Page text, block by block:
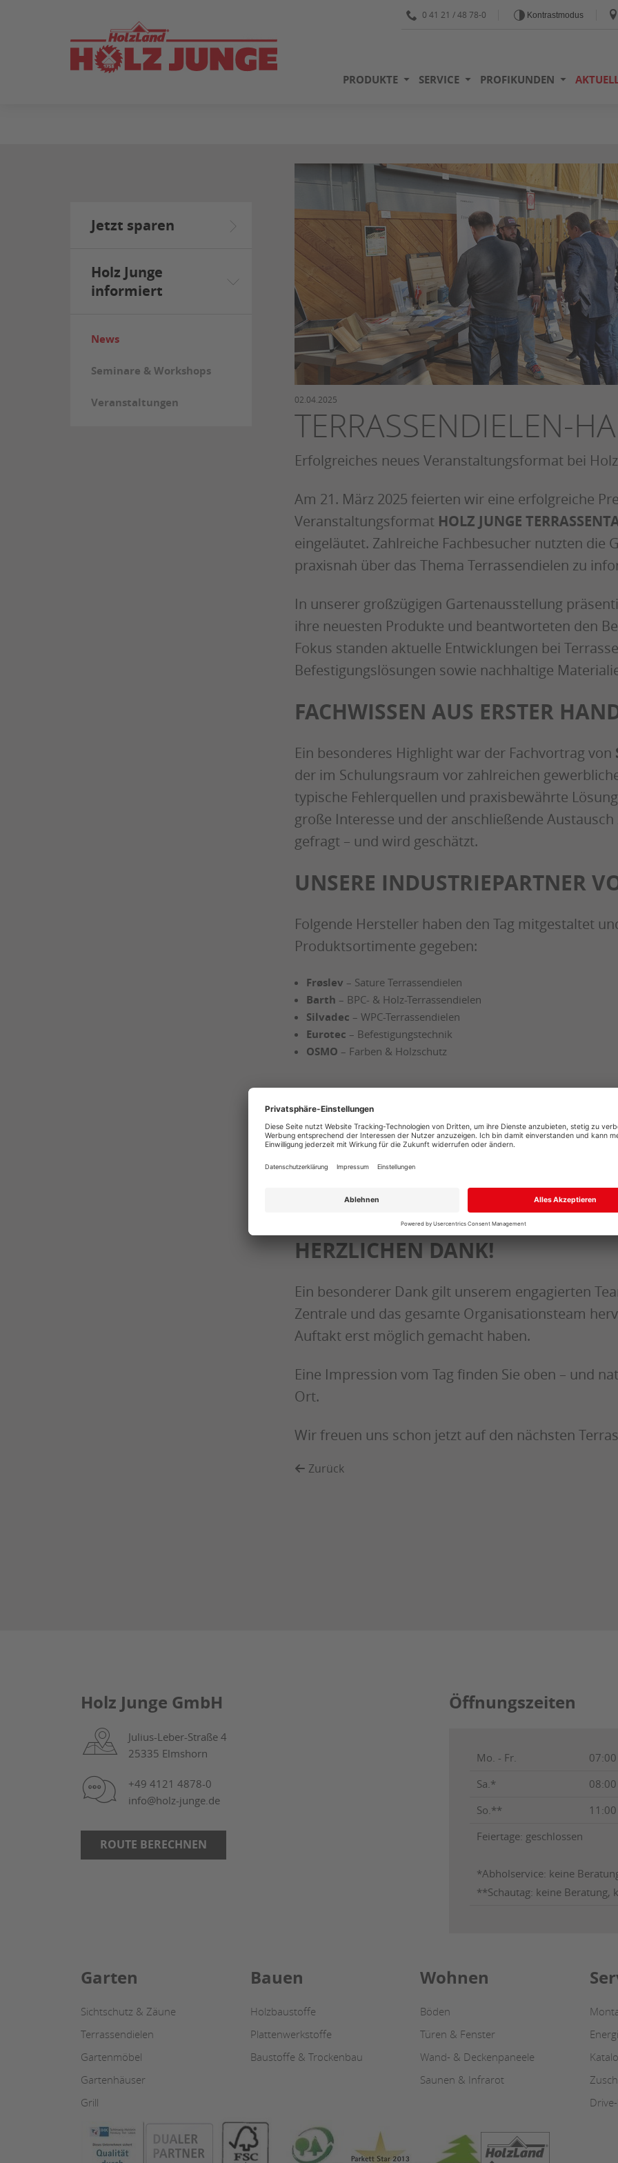
0 41 21 / 48 78-0 Kontrastmodus
PRODUKTE SERVICE PROFIKUNDEN
Jetzt sparen
Holz Junge
informiert
News
Seminare & Workshops
Veranstaltungen 02.04.2025
TERRASSENDIELEN-
Erfolgreiches neues Veranstaltungsformat bei Holz
Am 21. März 2025 feierten wir eine erfolgreiche
Veranstaltungsformat HOLZ JUNGE
eingeläutet. Zahlreiche Fachbesucher nutzten die
praxisnah über das Thema Terrassendielen zu
In unserer großzügigen Gartenausstellung
ihre neuesten Produkte und beantworteten den
Fokus standen aktuelle Entwicklungen bei
Befestigungslösungen sowie nachhaltige
FACHWISSEN AUS ERSTER
Ein besonderes Highlight war der Fachvortrag von
der im Schulungsraum vor zahlreichen
typische Fehlerquellen und praxisbewährte
große Interesse und der anschließende
gefragt – und wird geschätzt.
UNSERE INDUSTRIEPARTNER
Folgende Hersteller haben den Tag mitgestaltet
Produktsortimente gegeben:
Frøslev – Sature Terrassendielen
Barth – BPC- & Holz-Terrassendielen
Silvadec – WPC-Terrassendielen
Eurotec – Befestigungstechnik
OSMO – Farben & Holzschutz
EIN TAG VOLLER IMPULSE
Wir konnten nicht nur unser umfassendes
zahlreiche gute Gespräche mit Handwerkern,
Feedback zur Veranstaltung war durchweg
HERZLICHEN DANK!
Ein besonderer Dank gilt unserem engagierten
Zentrale und das gesamte Organisationsteam
Auftakt erst möglich gemacht haben.
Eine Impression vom Tag finden Sie oben – und
Ort.
Wir freuen uns schon jetzt auf den nächsten
Zurück
Holz Junge GmbH
Julius-Leber-Straße 4
25335 Elmshorn
+49 4121 4878-0
info@holz-junge.de
ROUTE BERECHNEN
Öffnungszeiten
Mo. - Fr.
Sa.*
So.**
Feiertage: geschlossen
*Abholservice: keine
**Schautag: keine Beratung,
Garten
Sichtschutz & Zäune
Terrassendielen
Gartenmöbel
Gartenhäuser
Grill
Bauen
Holzbaustoffe
Plattenwerkstoffe
Baustoffe & Trockenbau
Wohnen
Böden
Türen & Fenster
Wand- & Deckenpaneele
Saunen & Infrarot